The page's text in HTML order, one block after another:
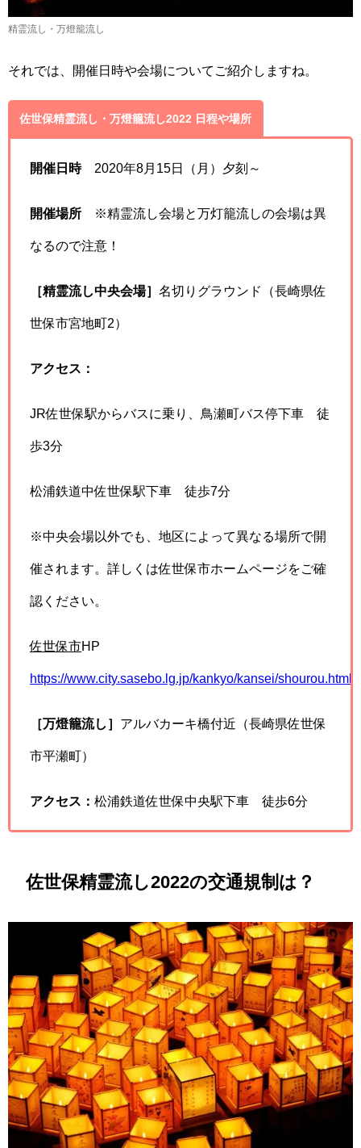
精霊流し・万燈籠流し
それでは、開催日時や会場についてご紹介しますね。
佐世保精霊流し・万燈籠流し2022 日程や場所
開催日時2020年8月15日（月）夕刻～
開催場所 ※精霊流し会場と万灯籠流しの会場は異
なるので注意！
［精霊流し中央会場］ 名切りグラウンド（長崎県佐
世保市宮地町2）
アクセス：
JR佐世保駅からバスに乗り、鳥瀬町バス停下車 徒
歩3分
松浦鉄道中佐世保駅下車 徒歩7分
※中央会場以外でも、地区によって異なる場所で開
催されます。詳しくは佐世保市ホームページをご確
認ください。
佐世保市HP
https://www.city.sasebo.lg.jp/kankyo/kansei/shourou.html
［万燈籠流し］ アルバカーキ橋付近（長崎県佐世保
市平瀬町）
アクセス： 松浦鉄道佐世保中央駅下車 徒歩6分
佐世保精霊流し2022の交通規制は？